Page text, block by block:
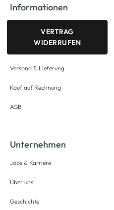
Informationen
VERTRAG
WIDERRUFEN
Versand & Lieferung
Kauf auf Rechnung
AGB
Unternehmen
Jobs & Karriere
Über uns
Geschichte